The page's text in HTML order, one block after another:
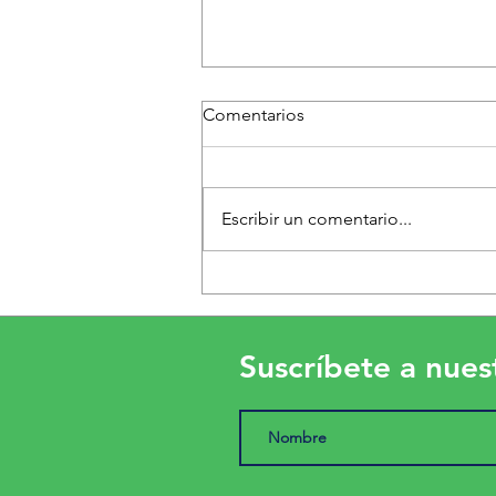
mercado global de granos
Comentarios
Escribir un comentario...
Suscríbete a